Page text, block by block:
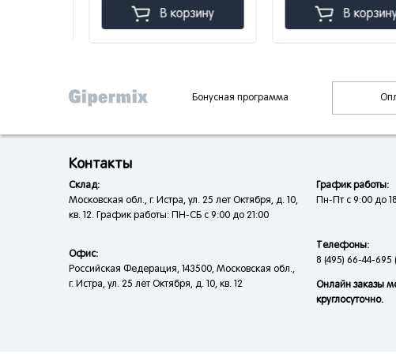
В корзину В корзину
Бонусная программа
Контакты
Склад:
Московская обл., г. Истра, ул. 25 лет Октября, д. 10,
кв. 12. График работы: ПН-СБ с 9:00 до 21:00
Офис:
Российская Федерация, 143500, Московская обл.,
г. Истра, ул. 25 лет Октября, д. 10, кв. 12
График работы:
Пн-Пт с 9:00 до
Телефоны:
8 (495) 66-44-695
Онлайн заказы
круглосуточно.